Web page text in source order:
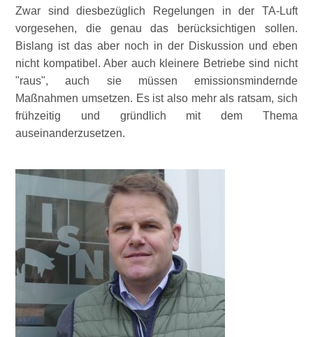
Zwar sind diesbezüglich Regelungen in der TA-Luft
vorgesehen, die genau das berücksichtigen sollen.
Bislang ist das aber noch in der Diskussion und eben
nicht kompatibel. Aber auch kleinere Betriebe sind nicht
raus , auch sie müssen emissionsmindernde
Maßnahmen umsetzen. Es ist also mehr als ratsam, sich
frühzeitig und gründlich mit dem Thema
auseinanderzusetzen.